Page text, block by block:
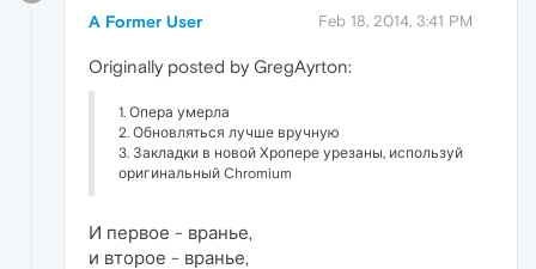
A Former User Feb 18, 2014, 3:41 PM
Originally posted by GregAyrton:
1. Опера умерла
2. Обновляться лучше вручную
3. Закладки в новой Хропере урезаны, используй
оригинальный Chromium
И первое - вранье,
и второе - вранье,